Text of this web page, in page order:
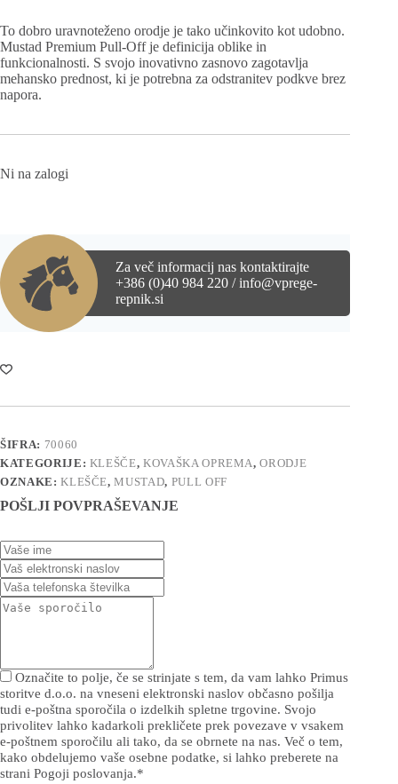
To dobro uravnoteženo orodje je tako učinkovito kot udobno.
Mustad Premium Pull-Off je definicija oblike in
funkcionalnosti. S svojo inovativno zasnovo zagotavlja
mehansko prednost, ki je potrebna za odstranitev podkve brez
napora.
Ni na zalogi
Za več informacij nas kontaktirajte
+386 (0)40 984 220 / info@vprege-
repnik.si
ŠIFRA: 70060
KATEGORIJE: KLEŠČE,KOVAŠKA OPREMA,ORODJE
OZNAKE:KLEŠČE,MUSTAD, PULL OFF
POŠLJI POVPRAŠEVANJE
Označite to polje, če se strinjate s tem, da vam lahko Primus
storitve d.o.o. na vneseni elektronski naslov občasno pošilja
tudi e-poštna sporočila o izdelkih spletne trgovine. Svojo
privolitev lahko kadarkoli prekličete prek povezave v vsakem
e-poštnem sporočilu ali tako, da se obrnete na nas. Več o tem,
kako obdelujemo vaše osebne podatke, si lahko preberete na
strani Pogoji poslovanja.*